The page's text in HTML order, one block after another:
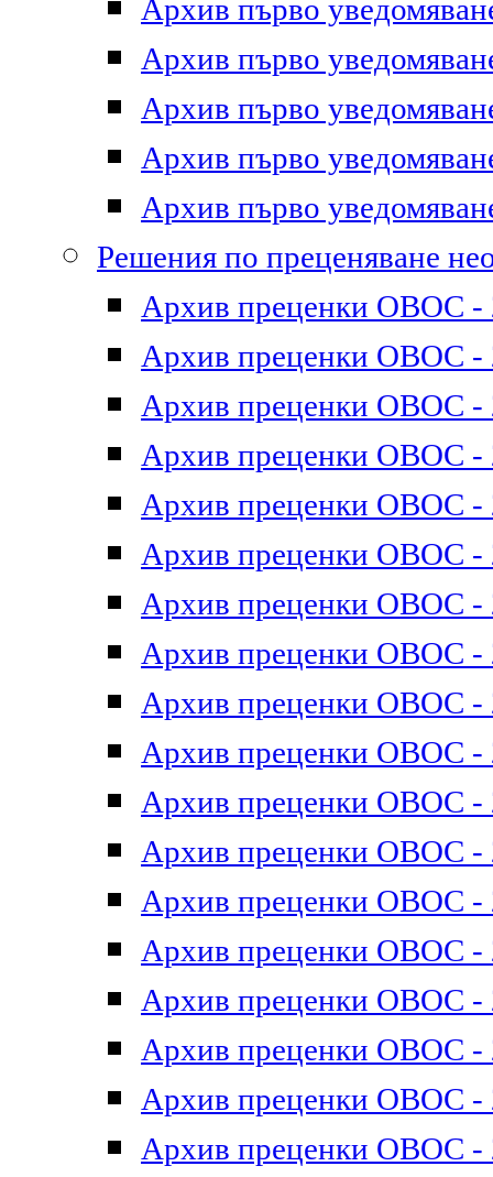
Архив първо
Архив първо
Архив първо
Архив първо
Архив първо
Решения по преценяване
Архив преценки ОВОС -
Архив преценки ОВОС -
Архив преценки ОВОС -
Архив преценки ОВОС -
Архив преценки ОВОС -
Архив преценки ОВОС -
Архив преценки ОВОС -
Архив преценки ОВОС -
Архив преценки ОВОС -
Архив преценки ОВОС -
Архив преценки ОВОС -
Архив преценки ОВОС -
Архив преценки ОВОС -
Архив преценки ОВОС -
Архив преценки ОВОС -
Архив преценки ОВОС -
Архив преценки ОВОС -
Архив преценки ОВОС -